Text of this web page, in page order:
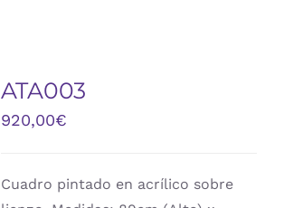
ATA003
920,00€
Cuadro pintado en acrílico sobre